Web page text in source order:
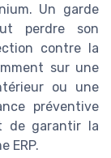
Un garde
perdre son
contre la
sur une
ou une
préventive
de garantir la
ERP.